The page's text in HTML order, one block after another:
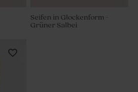
Seifen in Glockenform -
Grüner Salbei